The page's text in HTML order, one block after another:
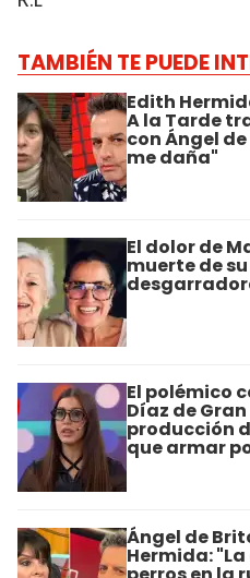
TAMBIÉN TE PUEDE
Edith
A la Tarde
con Ángel
me daña"
El dolor de
muerte de
El polémico
Díaz de
producción
que armar
Ángel de
Hermida: